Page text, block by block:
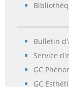
Bulletin
Service
GC
GC